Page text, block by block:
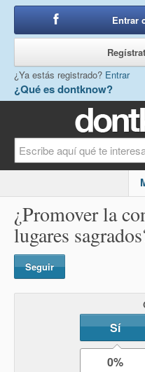
¿Qué es dontknow?
Entrar
¿Ya estás registrado? Entrar
¿Promover la
lugares
Seguir
Sí
0%